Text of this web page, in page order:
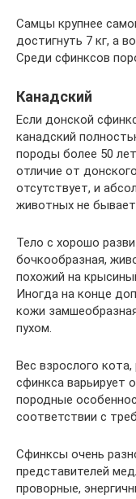
Самцы крупнее
достигнуть 7 кг, а
Среди сфинксов
Канадский
Если донской
канадский
породы более 50
отличие от
отсутствует, и
животных не
Тело с хорошо
бочкообразная,
похожий на
Иногда на конце
кожи
пухом.
Вес взрослого
сфинкса варьирует
породные
соответствии с
Сфинксы очень
представителей
проворные,